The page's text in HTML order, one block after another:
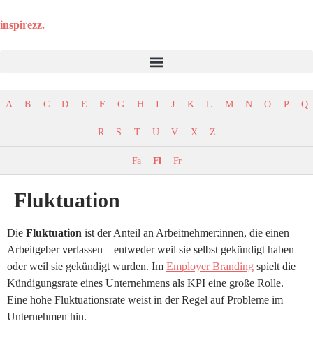
inspirezz.
A B C D E F G H I J K L M N O P Q
R S T U V X Z
Fa Fl Fr
Fluktuation
Die Fluktuation ist der Anteil an Arbeitnehmer:innen, die einen
Arbeitgeber verlassen – entweder weil sie selbst gekündigt haben
oder weil sie gekündigt wurden. Im Employer Branding spielt die
Kündigungsrate eines Unternehmens als KPI eine große Rolle.
Eine hohe Fluktuationsrate weist in der Regel auf Probleme im
Unternehmen hin.